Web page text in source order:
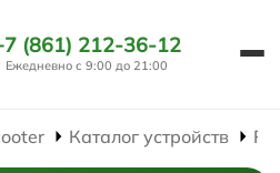
(861) 212-36-12
Ежедневно с 9:00 до 21:00
Каталог устройств